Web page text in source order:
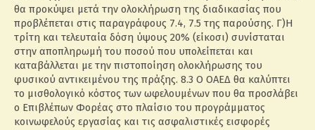
θα προκύψει μετά την ολοκλήρωση της διαδικασίας που
προβλέπεται στις παραγράφους 7.4, 7.5 της παρούσης. Γ)Η
τρίτη και τελευταία δόση ύψους 20% (είκοσι) συνίσταται
στην αποπληρωμή του ποσού που υπολείπεται και
καταβάλλεται με την πιστοποίηση ολοκλήρωσης του
φυσικού αντικειμένου της πράξης. 8.3 Ο ΟΑΕΔ θα καλύπτει
το μισθολογικό κόστος των ωφελουμένων που θα προσλάβει
ο Επιβλέπων Φορέας στο πλαίσιο του προγράμματος
κοινωφελούς εργασίας και τις ασφαλιστικές εισφορές